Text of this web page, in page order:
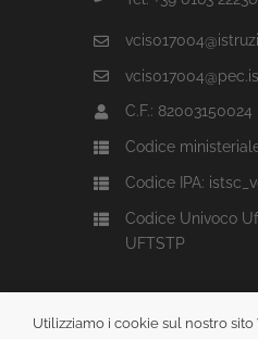
C.F.: 82003150024
Codice
Codice IPA:
Codice Univoco
UFTSTP
Utilizziamo i cookie sul nostro